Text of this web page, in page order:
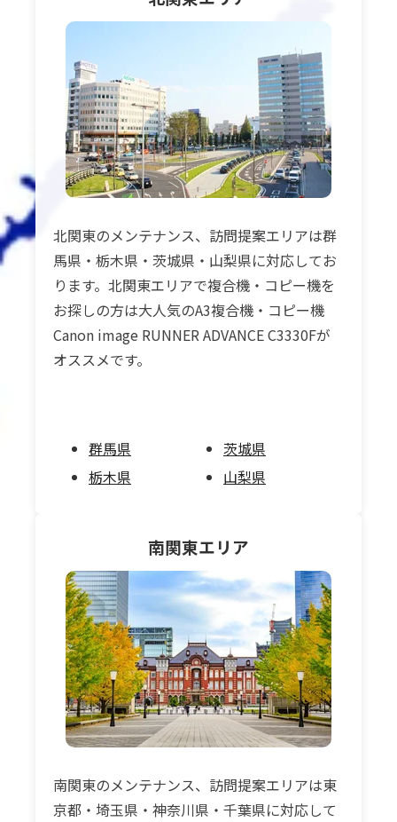
北関東のメンテナンス、訪問提案エリアは群
馬県・栃木県・茨城県・山梨県に対応してお
ります。北関東エリアで複合機・コピー機を
お探しの方は大人気のA3複合機・コピー機
Canon image RUNNER ADVANCE C3330Fが
オススメです。
群馬県
栃木県
茨城県
山梨県
南関東エリア
南関東のメンテナンス、訪問提案エリアは東
京都・埼玉県・神奈川県・千葉県に対応して